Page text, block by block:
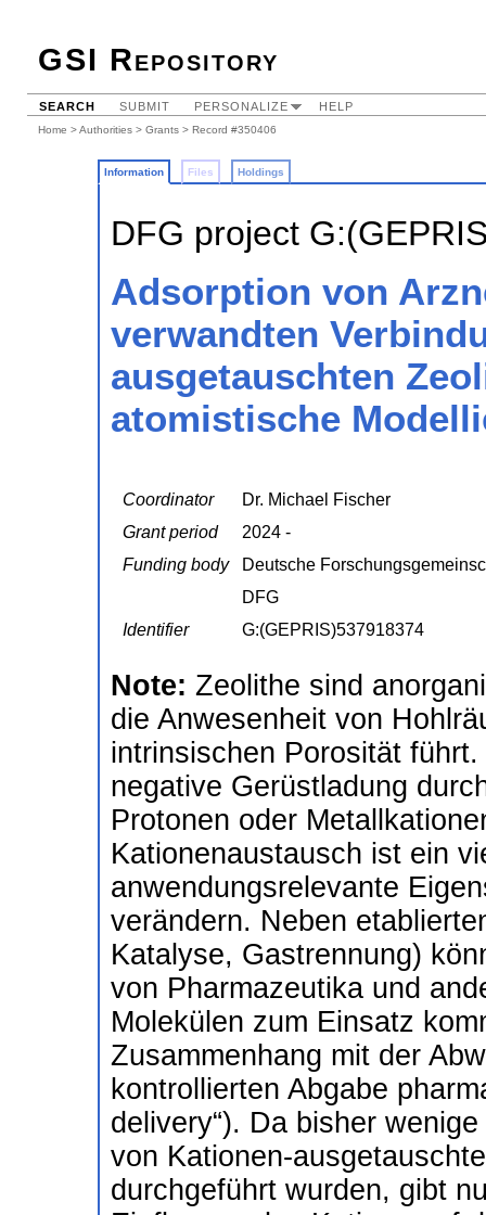
GSI Repository
SEARCH SUBMIT PERSONALIZE HELP
Home >Authorities > Grants > Record #350406
Information Files Holdings
DFG project
Adsorption von
verwandten
ausgetauschten
atomistische
Coordinator
Dr. Michael Fischer
Grant period
2024 -
Funding body
Deutsche
DFG
Identifier
G:(GEPRIS)537918374
Note: Zeolithe sind
die Anwesenheit von
intrinsischen Porosität
negative Gerüstladung
Protonen oder
Kationenaustausch ist ein
anwendungsrelevante
verändern. Neben
Katalyse, Gastrennung)
von Pharmazeutika und
Molekülen zum Einsatz
Zusammenhang mit der
kontrollierten Abgabe
delivery“). Da bisher
von Kationen-
durchgeführt wurden, gibt